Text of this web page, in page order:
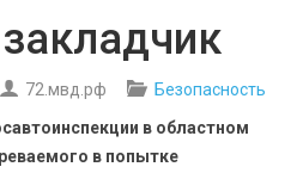
72.мвд.рф
Безопасность
в областном
в попытке